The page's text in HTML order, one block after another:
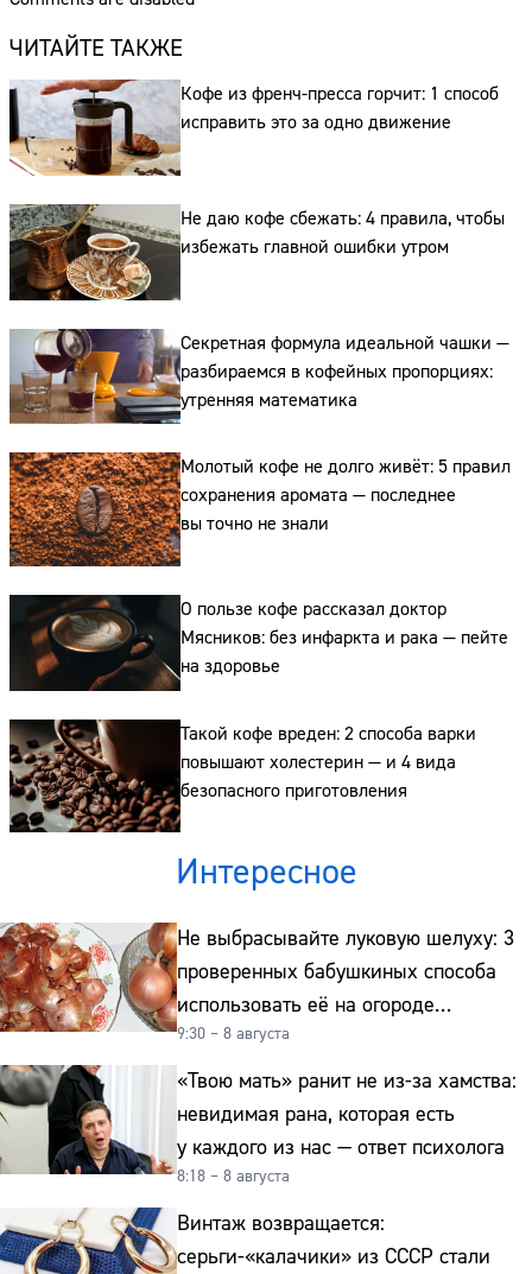
ЧИТАЙТЕ ТАКЖЕ
Кофе из френч-пресса горчит: 1 способ
исправить это за одно движение
Не даю кофе сбежать: 4 правила, чтобы
избежать главной ошибки утром
Секретная формула идеальной чашки —
разбираемся в кофейных пропорциях:
утренняя математика
Молотый кофе не долго живёт: 5 правил
сохранения аромата — последнее
вы точно не знали
О пользе кофе рассказал доктор
Мясников: без инфаркта и рака — пейте
на здоровье
Такой кофе вреден: 2 способа варки
повышают холестерин — и 4 вида
безопасного приготовления
Интересное
Не выбрасывайте луковую шелуху: 3
проверенных бабушкиных способа
использовать её на огороде
и для здоровья этой зимой
9:30 – 8 августа
«Твою мать» ранит не из-за хамства:
невидимая рана, которая есть
у каждого из нас — ответ психолога
8:18 – 8 августа
Винтаж возвращается:
серьги-«калачики» из СССР стали
Телефон: